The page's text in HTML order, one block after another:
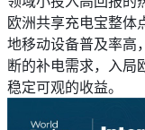
欧洲共享充电宝整体
地移动设备普及率高
断的补电需求，入局
稳定可观的收益。